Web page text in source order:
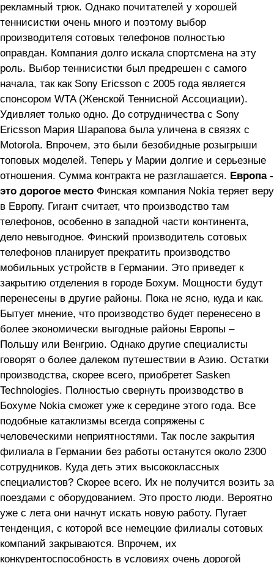
рекламный трюк. Однако почитателей у хорошей
теннисистки очень много и поэтому выбор
производителя сотовых телефонов полностью
оправдан. Компания долго искала спортсмена на эту
роль. Выбор теннисистки был предрешен с самого
начала, так как Sony Ericsson с 2005 года является
спонсором WTA (Женской Теннисной Ассоциации).
Удивляет только одно. До сотрудничества с Sony
Ericsson Мария Шарапова была уличена в связях с
Motorola. Впрочем, это были безобидные розыгрыши
топовых моделей. Теперь у Марии долгие и серьезные
отношения. Сумма контракта не разглашается. Европа -
это дорогое место Финская компания Nokia теряет веру
в Европу. Гигант считает, что производство там
телефонов, особенно в западной части континента,
дело невыгодное. Финский производитель сотовых
телефонов планирует прекратить производство
мобильных устройств в Германии. Это приведет к
закрытию отделения в городе Бохум. Мощности будут
перенесены в другие районы. Пока не ясно, куда и как.
Бытует мнение, что производство будет перенесено в
более экономически выгодные районы Европы –
Польшу или Венгрию. Однако другие специалисты
говорят о более далеком путешествии в Азию. Остатки
производства, скорее всего, приобретет Sasken
Technologies. Полностью свернуть производство в
Бохуме Nokia сможет уже к середине этого года. Все
подобные катаклизмы всегда сопряжены с
человеческими неприятностями. Так после закрытия
филиала в Германии без работы останутся около 2300
сотрудников. Куда деть этих высококлассных
специалистов? Скорее всего. Их не получится возить за
поездами с оборудованием. Это просто люди. Вероятно
уже с лета они начнут искать новую работу. Пугает
тенденция, с которой все немецкие филиалы сотовых
компаний закрываются. Впрочем, их
конкурентоспособность в условиях очень дорогой